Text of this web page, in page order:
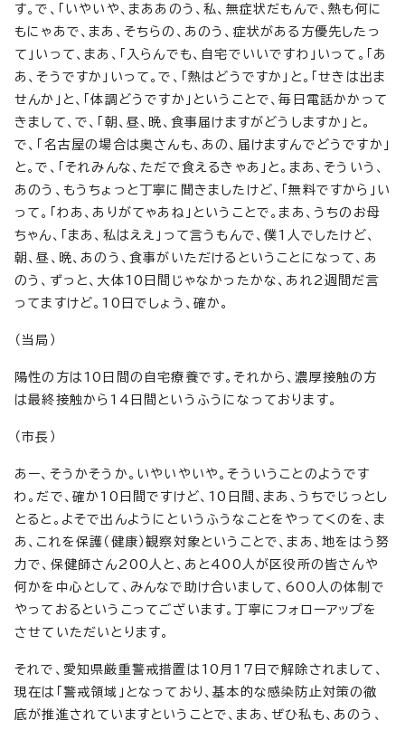
す。で、「いやいや、まああのう、私、無症状だもんで、熱も何に
もにゃあで、まあ、そちらの、あのう、症状がある方優先したっ
て」いって、まあ、「入らんでも、自宅でいいですわ」いって。「あ
あ、そうですか」いって。で、「熱はどうですか」と。「せきは出ま
せんか」と、「体調どうですか」ということで、毎日電話かかって
きまして、で、「朝、昼、晩、食事届けますがどうしますか」と。
で、「名古屋の場合は奥さんも、あの、届けますんでどうですか」
と。で、「それみんな、ただで食えるきゃあ」と。まあ、そういう、
あのう、もうちょっと丁寧に聞きましたけど、「無料ですから」い
って。「わあ、ありがてゃあね」ということで。まあ、うちのお母
ちゃん、「まあ、私はええ」って言うもんで、僕1人でしたけど、
朝、昼、晩、あのう、食事がいただけるということになって、あ
のう、ずっと、大体10日間じゃなかったかな、あれ2週間だ言
ってますけど。10日でしょう、確か。
（当局）
陽性の方は10日間の自宅療養です。それから、濃厚接触の方
は最終接触から14日間というふうになっております。
（市長）
あー、そうかそうか。いやいやいや。そういうことのようです
わ。だで、確か10日間ですけど、10日間、まあ、うちでじっとし
とると。よそで出んようにというふうなことをやってくのを、ま
あ、これを保護（健康）観察対象ということで、まあ、地をはう努
力で、保健師さん200人と、あと400人が区役所の皆さんや
何かを中心として、みんなで助け合いまして、600人の体制で
やっておるというこってございます。丁寧にフォローアップを
させていただいとります。
それで、愛知県厳重警戒措置は10月17日で解除されまして、
現在は「警戒領域」となっており、基本的な感染防止対策の徹
底が推進されていますということで、まあ、ぜひ私も、あのう、